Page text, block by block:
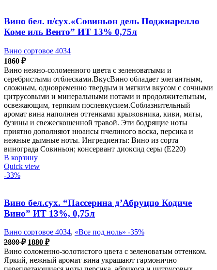
Вино бел. п/сух.«Совиньон дель Поджиарелло
Коме иль Венто” ИТ 13% 0,75л
Вино сортовое 4034
1860 ₽
Вино нежно-соломенного цвета с зеленоватыми и
серебристыми отблесками.ВкусВино обладает элегантным,
сложным, одновременно твердым и мягким вкусом с сочными
цитрусовыми и минеральными нотами и продолжительным,
освежающим, терпким послевкусием.Соблазнительный
аромат вина наполнен оттенками крыжовника, киви, мяты,
бузины и свежескошенной травой. Эти бодрящие ноты
приятно дополняют нюансы пчелиного воска, персика и
нежные дымные ноты. Ингредиенты: Вино из сорта
винограда Совиньон; консервант диоксид серы (Е220)
В корзину
Quick view
-33%
Вино бел.сух. “Пассерина д’Абруццо Кодиче
Вино” ИТ 13%, 0,75л
Вино сортовое 4034, «Все под ноль» -35%
2800₽ Первоначальная
цена
составляла
2800 ₽.
1880 ₽Текущая
цена:
1880 ₽.
Вино соломенно-золотистого цвета с зеленоватым оттенком.
Яркий, нежный аромат вина украшают гармонично